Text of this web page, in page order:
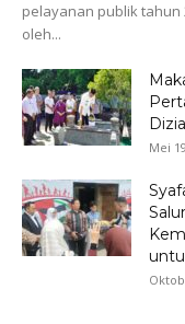
pelayanan publik tahun
oleh...
Mei